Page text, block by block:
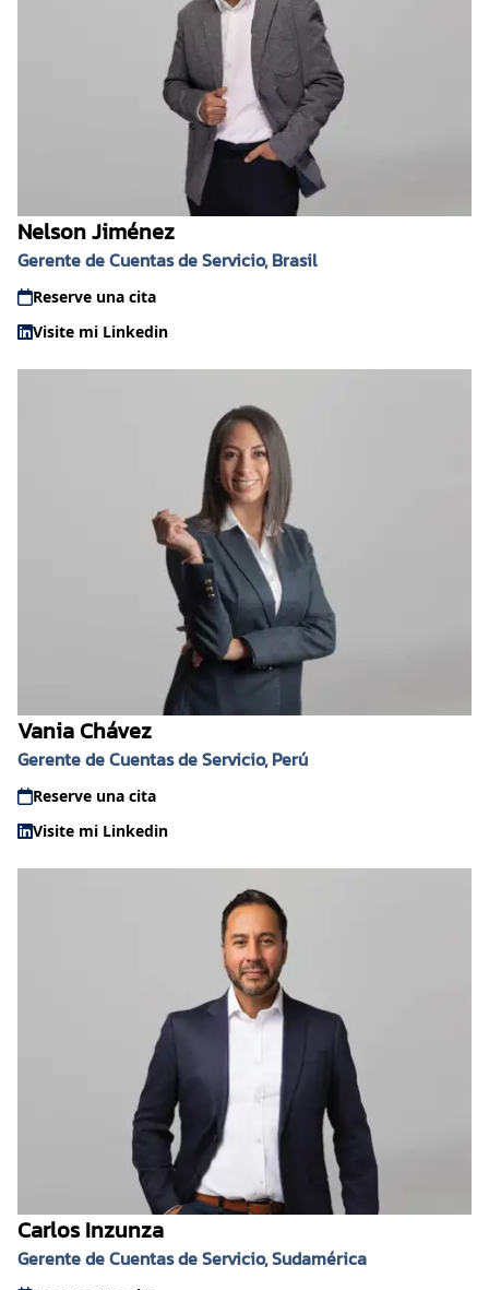
Nelson Jiménez
Gerente de Cuentas de Servicio, Brasil
Reserve una cita
Visite mi Linkedin
Vania Chávez
Gerente de Cuentas de Servicio, Perú
Reserve una cita
Visite mi Linkedin
Carlos Inzunza
Gerente de Cuentas de Servicio, Sudamérica